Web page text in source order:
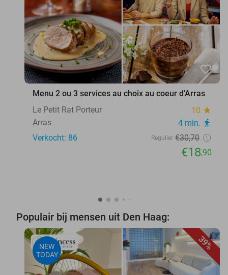
favorite_border
Menu 2 ou 3 services au choix au coeur d'Arras
Le Petit Rat Porteur
10 star
Arras 4 min. directions_walk
Verkocht: 86 Regulier €30,70
€18,90
Populair bij mensen uit Den Haag:
39%
NEW
TODAY